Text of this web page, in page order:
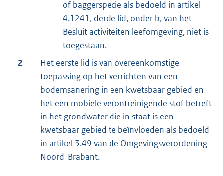
of baggerspecie als bedoeld in artikel
4.1241, derde lid, onder b, van het
Besluit activiteiten leefomgeving, niet is
toegestaan.
2
Het eerste lid is van overeenkomstige
toepassing op het verrichten van een
bodemsanering in een kwetsbaar gebied en
het een mobiele verontreinigende stof betreft
in het grondwater die in staat is een
kwetsbaar gebied te beïnvloeden als bedoeld
in artikel 3.49 van de Omgevingsverordening
Noord-Brabant.